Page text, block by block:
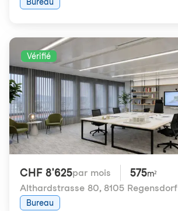
Vérifié
CHF 8'625par mois 575m²
Althardstrasse 80, 8105 Regensdorf
Bureau